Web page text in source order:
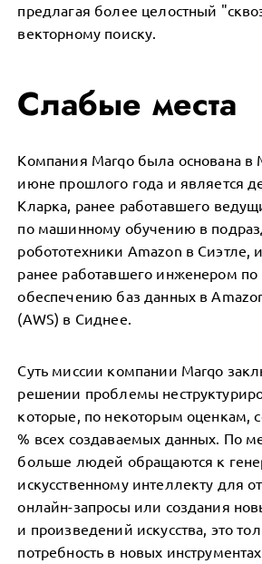
предлагая более целостный
векторному поиску.
Слабые места
Компания Marqo была основана в
июне прошлого года и является
Кларка, ранее работавшего
по машинному обучению в
робототехники Amazon в Сиэтле,
ранее работавшего инженером
обеспечению баз данных в
(AWS) в Сиднее.
Суть миссии компании Marqo
решении проблемы
которые, по некоторым оценкам,
% всех создаваемых данных. По
больше людей обращаются к
искусственному интеллекту для
онлайн-запросы или создания
и произведений искусства, это
потребность в новых